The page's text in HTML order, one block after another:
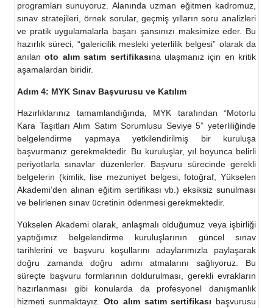
programları sunuyoruz. Alanında uzman eğitmen kadromuz,
sınav stratejileri, örnek sorular, geçmiş yılların soru analizleri
ve pratik uygulamalarla başarı şansınızı maksimize eder. Bu
hazırlık süreci, “galericilik mesleki yeterlilik belgesi” olarak da
anılanoto alım satım sertifikasına ulaşmanız için en kritik
aşamalardan biridir.
Adım 4: MYK Sınav Başvurusu ve Katılım
Hazırlıklarınız tamamlandığında, MYK tarafından “Motorlu
Kara Taşıtları Alım Satım Sorumlusu Seviye 5” yeterliliğinde
belgelendirme yapmaya yetkilendirilmiş bir kuruluşa
başvurmanız gerekmektedir. Bu kuruluşlar, yıl boyunca belirli
periyotlarla sınavlar düzenlerler. Başvuru sürecinde gerekli
belgelerin (kimlik, lise mezuniyet belgesi, fotoğraf, Yükselen
Akademi’den alınan eğitim sertifikası vb.) eksiksiz sunulması
ve belirlenen sınav ücretinin ödenmesi gerekmektedir.
Yükselen Akademi olarak, anlaşmalı olduğumuz veya işbirliği
yaptığımız belgelendirme kuruluşlarının güncel sınav
tarihlerini ve başvuru koşullarını adaylarımızla paylaşarak
doğru zamanda doğru adımı atmalarını sağlıyoruz. Bu
süreçte başvuru formlarının doldurulması, gerekli evrakların
hazırlanması gibi konularda da profesyonel danışmanlık
hizmeti sunmaktayız.Oto alım satım sertifikası başvurusu